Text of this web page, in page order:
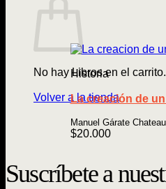
No hay Libros en el carrito.
Volver a la tienda
Historia
La creación de
Manuel Gárate Chateau
$20.000
Suscríbete a